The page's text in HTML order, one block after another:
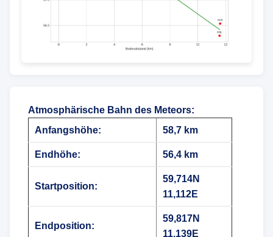
Atmosphärische Bahn des Meteors:
Anfangshöhe:
58,7 km
Endhöhe: 56,4 km
Startposition:
59,714N
11,112E
Endposition:
59,817N
11,139E